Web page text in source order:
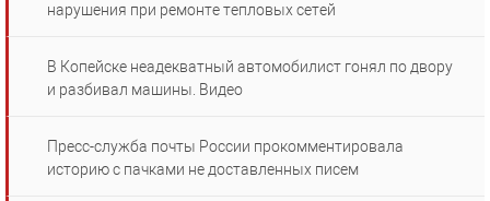
нарушения при ремонте тепловых сетей
В Копейске неадекватный автомобилист гонял по двору
и разбивал машины. Видео
Пресс-служба почты России прокомментировала
историю с пачками не доставленных писем